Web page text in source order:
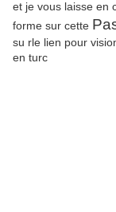
et je vous laisse en
forme sur cette
su rle lien pour
en turc